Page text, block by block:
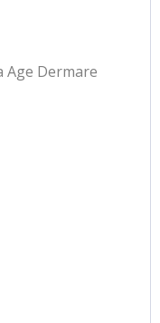
Age Dermare